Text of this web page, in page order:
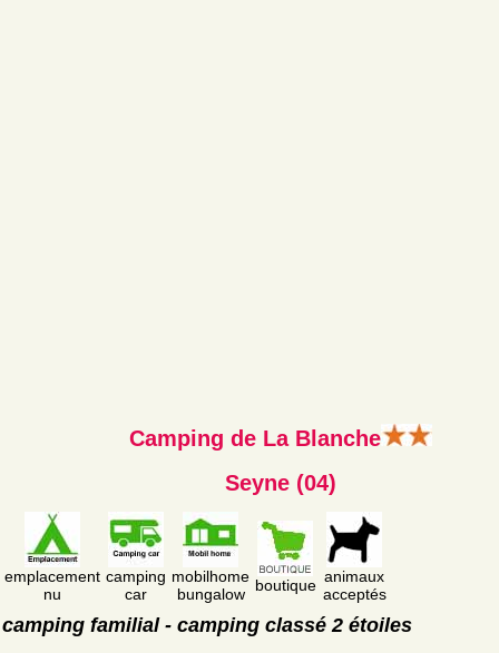
Camping de La Blanche
Seyne (04)
emplacement
nu
camping
car
mobilhome
bungalow
boutique animaux
acceptés
camping familial - camping classé 2 étoiles